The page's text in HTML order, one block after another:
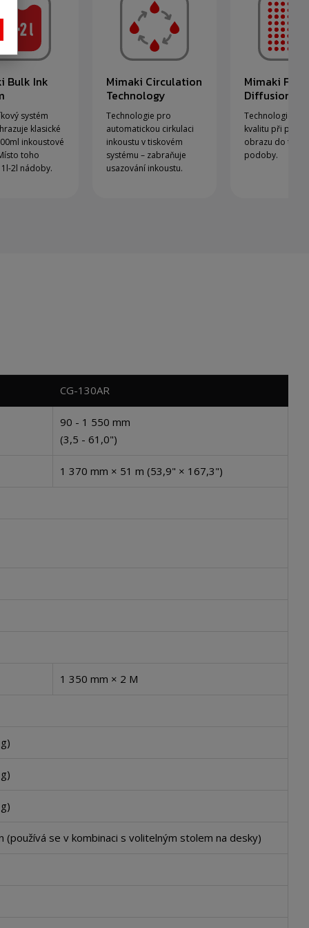
Bulk Ink
systém
klasické
inkoustové
toho
2l nádoby.
Mimaki Circulation
Technology
Technologie pro
automatickou cirkulaci
inkoustu v tiskovém
systému – zabraňuje
usazování inkoustu.
Mimaki Fine
Diffusion
Technologie
kvalitu při
obrazu do
podoby.
CG-130AR
90 - 1 550 mm
(3,5 - 61,0")
1 370 mm × 51 m (53,9" × 167,3")
1 350 mm × 2 M
se v kombinaci s volitelným stolem na desky)